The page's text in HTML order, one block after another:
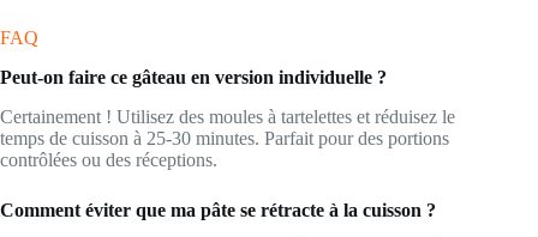
FAQ
Peut-on faire ce gâteau en version individuelle ?
Certainement ! Utilisez des moules à tartelettes et réduisez le
temps de cuisson à 25-30 minutes. Parfait pour des portions
contrôlées ou des réceptions.
Comment éviter que ma pâte se rétracte à la cuisson ?